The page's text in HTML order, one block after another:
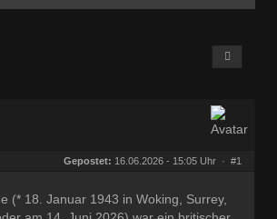
Gepostet: 16.06.2026 - 15:05 Uhr · #1
(* 18. Januar 1943 in Woking, Surrey,